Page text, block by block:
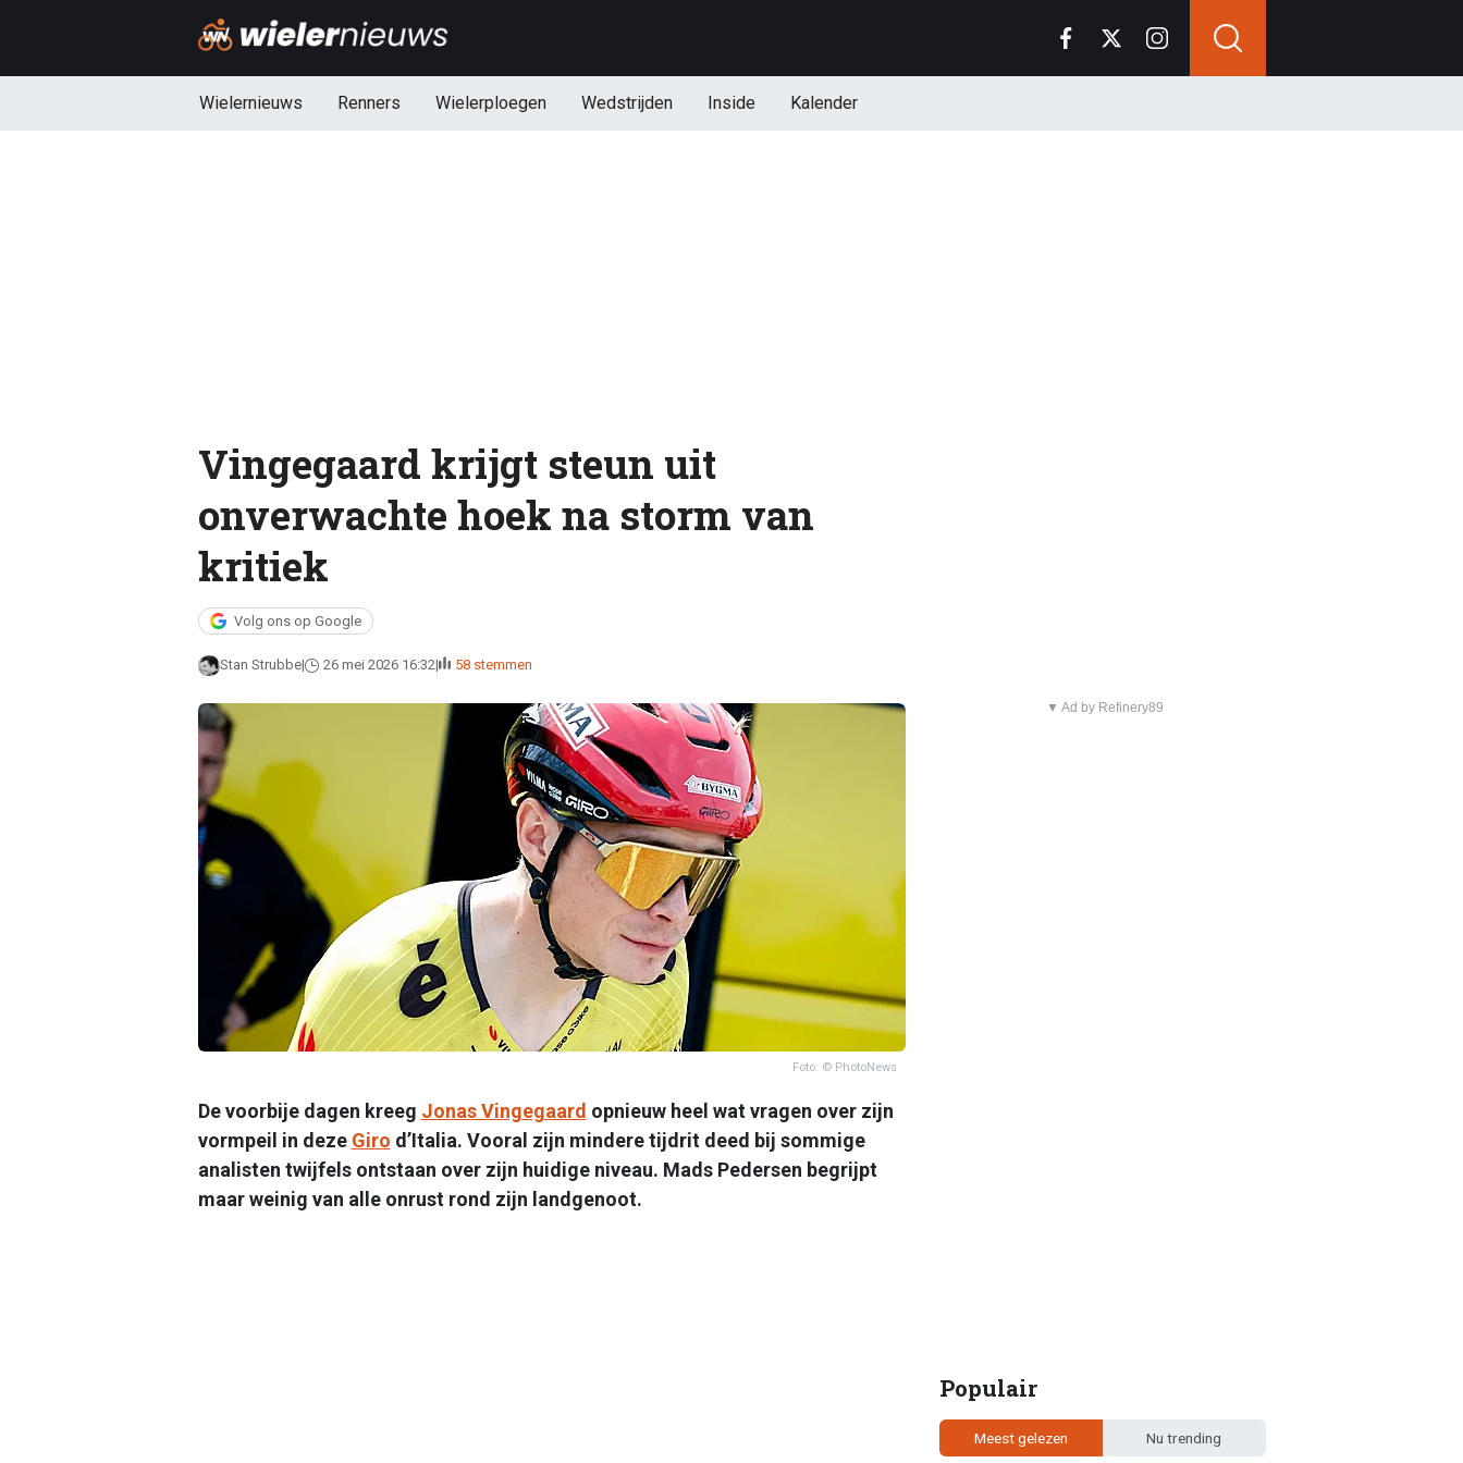
Wielernieuws Renners Wielerploegen Wedstrijden Inside Kalender
Vingegaard krijgt steun uit
onverwachte hoek na storm van
kritiek
Volg ons op Google
Stan Strubbe 26 mei 2026 16:32 58 stemmen
Foto: © PhotoNews
De voorbije dagen kreeg Jonas Vingegaard opnieuw heel wat vragen over zijn
vormpeil in deze Giro d’Italia. Vooral zijn mindere tijdrit deed bij sommige
analisten twijfels ontstaan over zijn huidige niveau. Mads Pedersen begrijpt
maar weinig van alle onrust rond zijn landgenoot.
▼ Ad by Refinery89
Populair
Meest gelezen Nu trending